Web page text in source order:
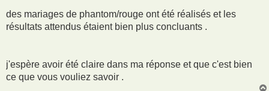
des mariages de phantom/rouge ont été réalisés et les
résultats attendus étaient bien plus concluants .
j'espère avoir été claire dans ma réponse et que c'est bien
ce que vous vouliez savoir .